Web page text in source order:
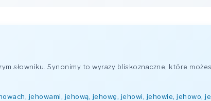
słowniku. Synonimy to wyrazy bliskoznaczne, które
jehowami, jehową, jehowę, jehowi, jehowie, jehowo,